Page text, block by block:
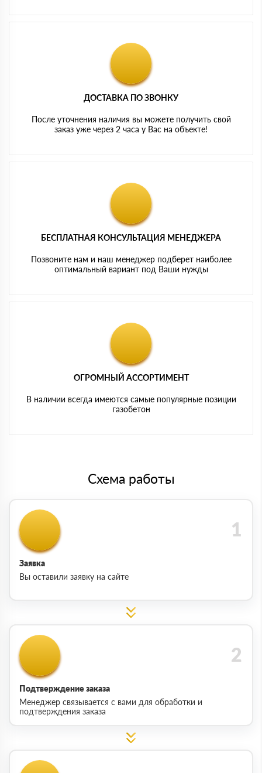
ДОСТАВКА ПО ЗВОНКУ
После уточнения наличия вы можете получить свой
заказ уже через 2 часа у Вас на объекте!
БЕСПЛАТНАЯ КОНСУЛЬТАЦИЯ МЕНЕДЖЕРА
Позвоните нам и наш менеджер подберет наиболее
оптимальный вариант под Ваши нужды
ОГРОМНЫЙ АССОРТИМЕНТ
В наличии всегда имеются самые популярные позиции
газобетон
Схема работы
Заявка
Вы оставили заявку на сайте
Подтверждение заказа
Менеджер связывается с вами для обработки и
подтверждения заказа